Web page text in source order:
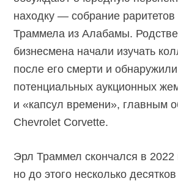
находку — собрание
Траммела из Алабамы.
бизнесмена начали изучать
после его смерти и
потенциальных аукционных
и «капсул времени», главным
Chevrolet Corvette.
Эрл Траммел скончался в 2022
но до этого несколько